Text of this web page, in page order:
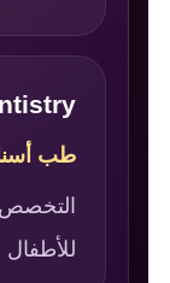
طب
للأطفال